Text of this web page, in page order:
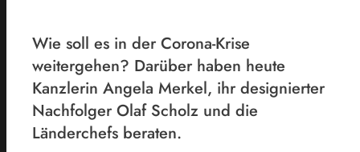
Wie soll es in der Corona-Krise
weitergehen? Darüber haben heute
Kanzlerin Angela Merkel, ihr designierter
Nachfolger Olaf Scholz und die
Länderchefs beraten.